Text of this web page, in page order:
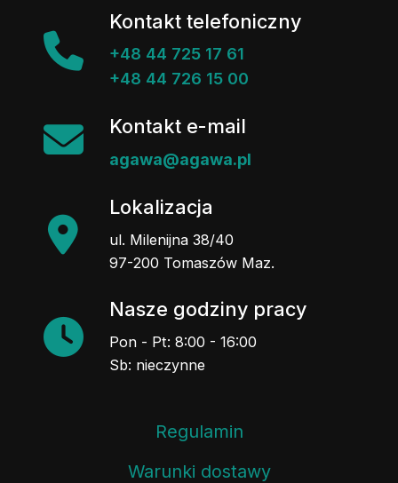
Kontakt telefoniczny
+48 44 725 17 61
+48 44 726 15 00
Kontakt e-mail
agawa@agawa.pl
Lokalizacja
ul. Milenijna 38/40
97-200 Tomaszów Maz.
Nasze godziny pracy
Pon - Pt: 8:00 - 16:00
Sb: nieczynne
Regulamin
Warunki dostawy